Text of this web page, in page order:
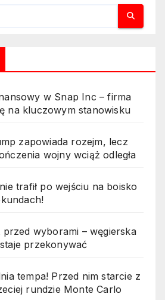
w Snap Inc – firma
na kluczowym stanowisku
zapowiada rozejm, lecz
wojny wciąż odległa
trafił po wejściu na boisko
wyborami – węgierska
przekonywać
tempa! Przed nim starcie z
rundzie Monte Carlo